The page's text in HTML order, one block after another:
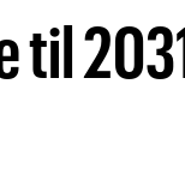
til 2031